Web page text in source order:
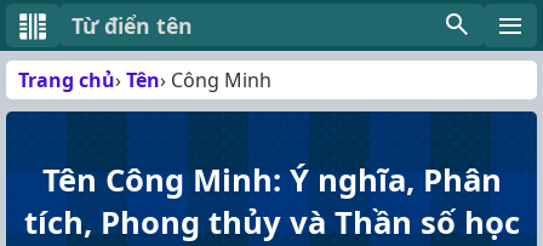
Từ điển tên
Trang chủ Tên Công Minh
Tên Công Minh: Ý nghĩa, Phân
tích, Phong thủy và Thần số học